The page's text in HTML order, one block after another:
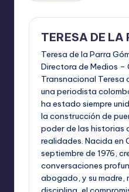
TERESA DE LA
Teresa de la Parra
Directora de Medios –
Transnacional Teresa
una periodista
ha estado siempre
la construcción de
poder de las historias
realidades. Nacida en
septiembre de 1976,
conversaciones
abogado, y su madre,